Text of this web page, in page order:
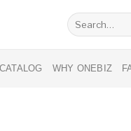
Search
for:
CATALOG WHY ONEBIZ